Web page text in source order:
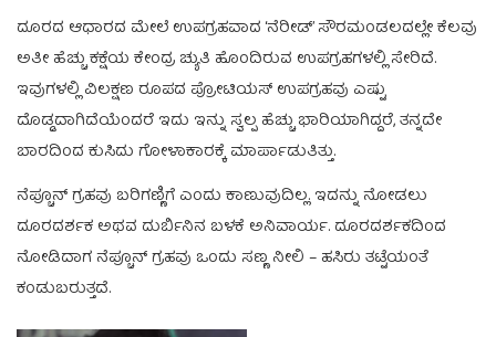
ದೂರದ ಆಧಾರದ ಮೇಲೆ ಉಪಗ್ರಹವಾದ ‘ನೆರೀಡ್’ ಸೌರಮಂಡಲದಲ್ಲೇ ಕೆಲವು
ಅತೀ ಹೆಚ್ಚು ಕಕ್ಷೆಯ ಕೇಂದ್ರ ಚ್ಯುತಿ ಹೊಂದಿರುವ ಉಪಗ್ರಹಗಳಲ್ಲಿ ಸೇರಿದೆ.
ಇವುಗಳಲ್ಲಿ ವಿಲಕ್ಷಣ ರೂಪದ ಪ್ರೋಟಿಯಸ್ ಉಪಗ್ರಹವು ಎಷ್ಟು
ದೊಡ್ಡದಾಗಿದೆಯೆಂದರೆ ಇದು ಇನ್ನು ಸ್ವಲ್ಪ ಹೆಚ್ಚು ಭಾರಿಯಾಗಿದ್ದರೆ, ತನ್ನದೇ
ಬಾರದಿಂದ ಕುಸಿದು ಗೋಳಾಕಾರಕ್ಕೆ ಮಾರ್ಪಾಡುತಿತ್ತು.
ನೆಪ್ಚೂನ್ ಗ್ರಹವು ಬರಿಗಣ್ಣಿಗೆ ಎಂದು ಕಾಣುವುದಿಲ್ಲ. ಇದನ್ನು ನೋಡಲು
ದೂರದರ್ಶಕ ಅಥವ ದುರ್ಬಿನಿನ ಬಳಕೆ ಅನಿವಾರ್ಯ. ದೂರದರ್ಶಕದಿಂದ
ನೋಡಿದಾಗ ನೆಪ್ಚೂನ್ ಗ್ರಹವು ಒಂದು ಸಣ್ಣ ನೀಲಿ – ಹಸಿರು ತಟ್ಟೆಯಂತೆ
ಕಂಡುಬರುತ್ತದೆ.